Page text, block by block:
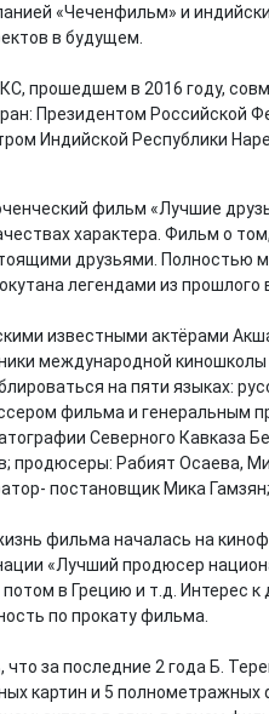
«Чеченфильм» и
в будущем.
прошедшем в 2016 году,
Президентом
Индийской Республики
фильм «Лучшие
характера. Фильм о
друзьями. Полностью
легендами из
известными актёрами
международной
на пяти языках:
фильма и генеральным
Северного Кавказа
продюсеры: Рабият Осаева,
постановщик Мика
фильма началась на
«Лучший продюсер
в Грецию и т.д. Интерес
по прокату фильма.
за последние 2 года Б.
картин и 5 полнометражных